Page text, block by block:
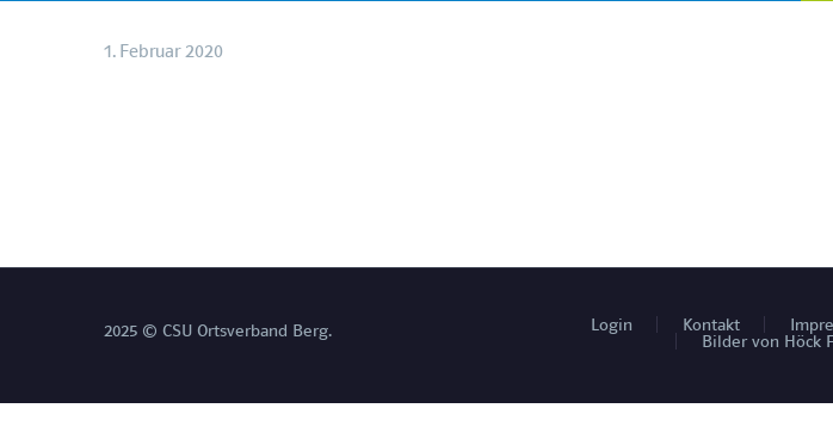
1. Februar 2020
Login Kontakt
Bilder von Höck
2025 © CSU Ortsverband Berg.